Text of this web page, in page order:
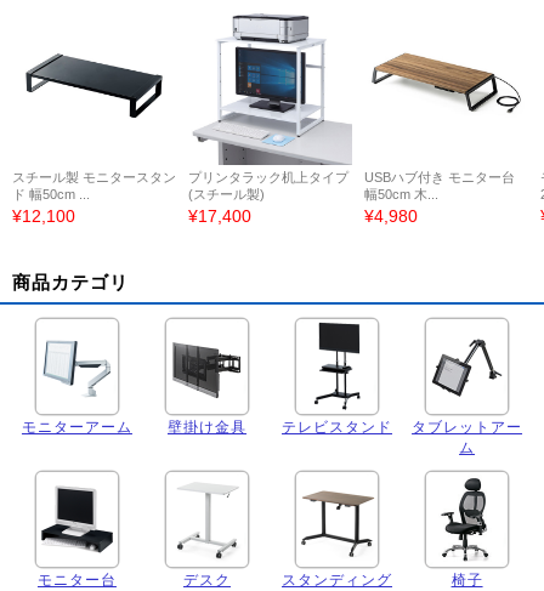
スチール製 モニタースタン
ド 幅50cm ...
¥12,100
プリンタラック机上タイプ
(スチール製)
¥17,400
USBハブ付き モニター台
幅50cm 木...
¥4,980
商品カテゴリ
モニターアーム 壁掛け金具 テレビスタンド
タブレットアー
ム
モニター台 デスク
スタンディング
椅子